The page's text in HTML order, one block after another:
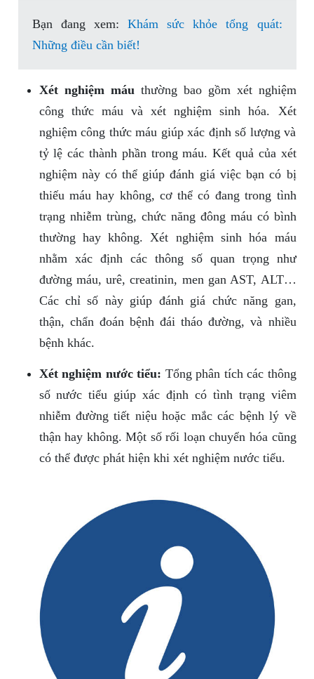
Bạn đang xem: Khám sức khỏe tổng quát:
Những điều cần biết!
Xét nghiệm máuthường bao gồm xét nghiệm
công thức máu và xét nghiệm sinh hóa. Xét
nghiệm công thức máu giúp xác định số lượng và
tỷ lệ các thành phần trong máu. Kết quả của xét
nghiệm này có thể giúp đánh giá việc bạn có bị
thiếu máu hay không, cơ thể có đang trong tình
trạng nhiễm trùng, chức năng đông máu có bình
thường hay không. Xét nghiệm sinh hóa máu
nhằm xác định các thông số quan trọng như
đường máu, urê, creatinin, men gan AST, ALT…
Các chỉ số này giúp đánh giá chức năng gan,
thận, chẩn đoán bệnh đái tháo đường, và nhiều
bệnh khác.
Xét nghiệm nước tiểu: Tổng phân tích các thông
số nước tiểu giúp xác định có tình trạng viêm
nhiễm đường tiết niệu hoặc mắc các bệnh lý về
thận hay không. Một số rối loạn chuyển hóa cũng
có thể được phát hiện khi xét nghiệm nước tiểu.